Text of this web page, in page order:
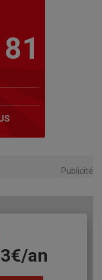
Publicité
an